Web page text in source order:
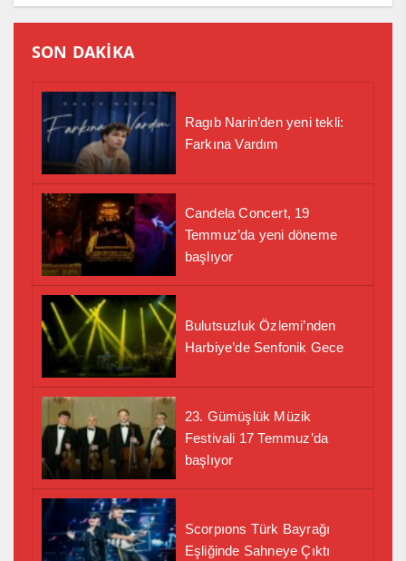
SON DAKİKA
Ragıb Narin’den yeni tekli:
Farkına Vardım
Candela Concert, 19
Temmuz’da yeni döneme
başlıyor
Bulutsuzluk Özlemi’nden
Harbiye’de Senfonik Gece
23. Gümüşlük Müzik
Festivali 17 Temmuz’da
başlıyor
Scorpıons Türk Bayrağı
Eşliğinde Sahneye Çıktı